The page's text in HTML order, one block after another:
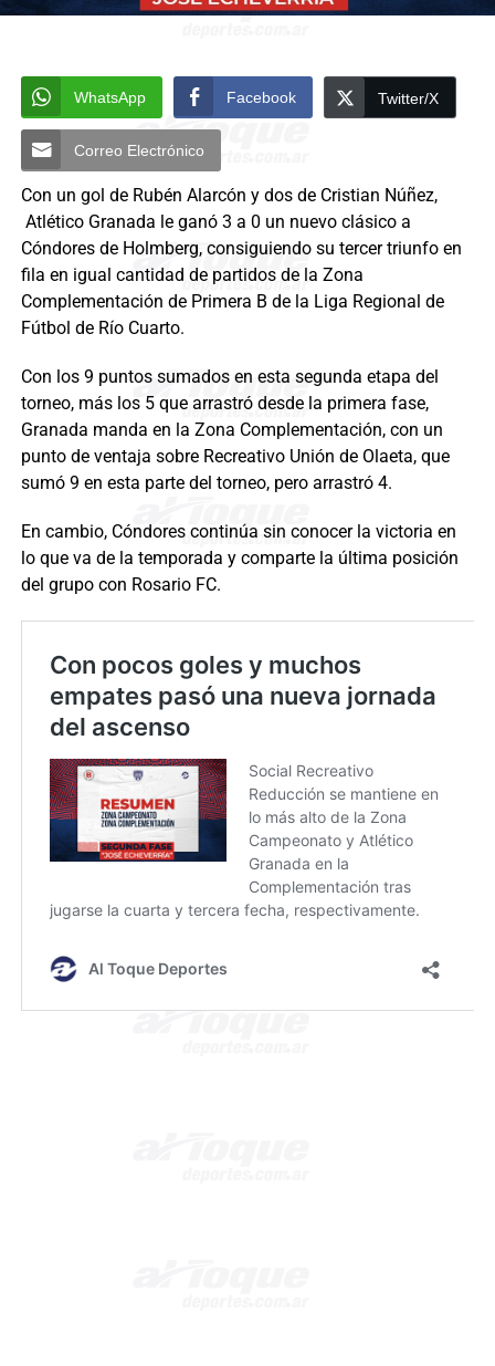
WhatsApp Facebook Twitter/X
Correo Electrónico
Con un gol de Rubén Alarcón y dos de Cristian Núñez,
Atlético Granada le ganó 3 a 0 un nuevo clásico a
Cóndores de Holmberg, consiguiendo su tercer triunfo en
fila en igual cantidad de partidos de la Zona
Complementación de Primera B de la Liga Regional de
Fútbol de Río Cuarto.
Con los 9 puntos sumados en esta segunda etapa del
torneo, más los 5 que arrastró desde la primera fase,
Granada manda en la Zona Complementación, con un
punto de ventaja sobre Recreativo Unión de Olaeta, que
sumó 9 en esta parte del torneo, pero arrastró 4.
En cambio, Cóndores continúa sin conocer la victoria en
lo que va de la temporada y comparte la última posición
del grupo con Rosario FC.